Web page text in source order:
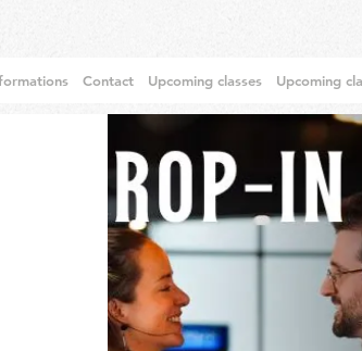
Contact Upcoming classes Upcoming